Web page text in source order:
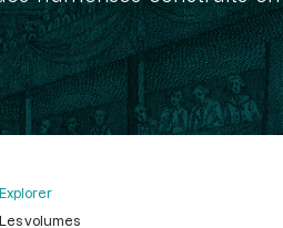
Explorer
Les volumes